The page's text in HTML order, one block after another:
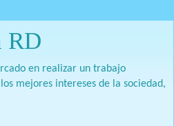
RD
en realizar un trabajo
mejores intereses de la sociedad,